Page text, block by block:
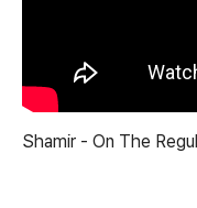
Shamir - On The